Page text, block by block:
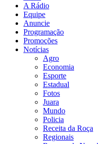
A Rádio
Equipe
Anuncie
Programação
Promoções
Notícias
Agro
Economia
Esporte
Estadual
Fotos
Juara
Mundo
Policia
Receita da Roça
Regionais